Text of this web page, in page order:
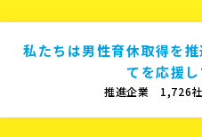
私たちは男性育休取得を
てを応援し
推進企業 1,726社